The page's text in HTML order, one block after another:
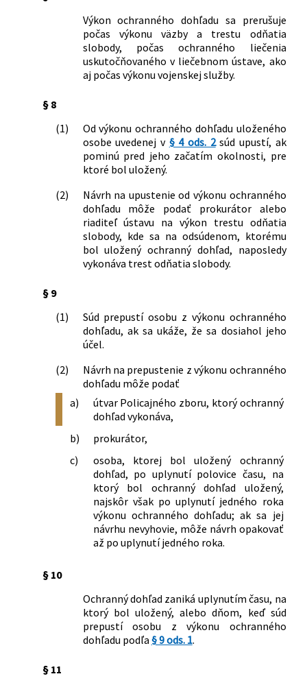
Výkon ochranného dohľadu sa prerušuje
počas výkonu väzby a trestu odňatia
slobody, počas ochranného liečenia
uskutočňovaného v liečebnom ústave, ako
aj počas výkonu vojenskej služby.
§ 8
(1)
Od výkonu ochranného dohľadu uloženého
osobe uvedenej v § 4 ods. 2súd upustí, ak
pominú pred jeho začatím okolnosti, pre
ktoré bol uložený.
(2)
Návrh na upustenie od výkonu ochranného
dohľadu môže podať prokurátor alebo
riaditeľ ústavu na výkon trestu odňatia
slobody, kde sa na odsúdenom, ktorému
bol uložený ochranný dohľad, naposledy
vykonáva trest odňatia slobody.
§ 9
(1)
Súd prepustí osobu z výkonu ochranného
dohľadu, ak sa ukáže, že sa dosiahol jeho
účel.
(2)
Návrh na prepustenie z výkonu ochranného
dohľadu môže podať
a)
útvar Policajného zboru, ktorý ochranný
dohľad vykonáva,
b)
prokurátor,
c)
osoba, ktorej bol uložený ochranný
dohľad, po uplynutí polovice času, na
ktorý bol ochranný dohľad uložený,
najskôr však po uplynutí jedného roka
výkonu ochranného dohľadu; ak sa jej
návrhu nevyhovie, môže návrh opakovať
až po uplynutí jedného roka.
§ 10
Ochranný dohľad zaniká uplynutím času, na
ktorý bol uložený, alebo dňom, keď súd
prepustí osobu z výkonu ochranného
dohľadu podľa § 9 ods. 1.
§ 11